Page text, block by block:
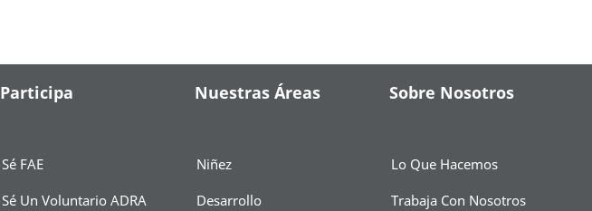
Participa
Sé FAE
Sé Un Voluntario ADRA
Nuestras Áreas
Niñez
Desarrollo
Sobre Nosotros
Lo Que Hacemos
Trabaja Con Nosotros